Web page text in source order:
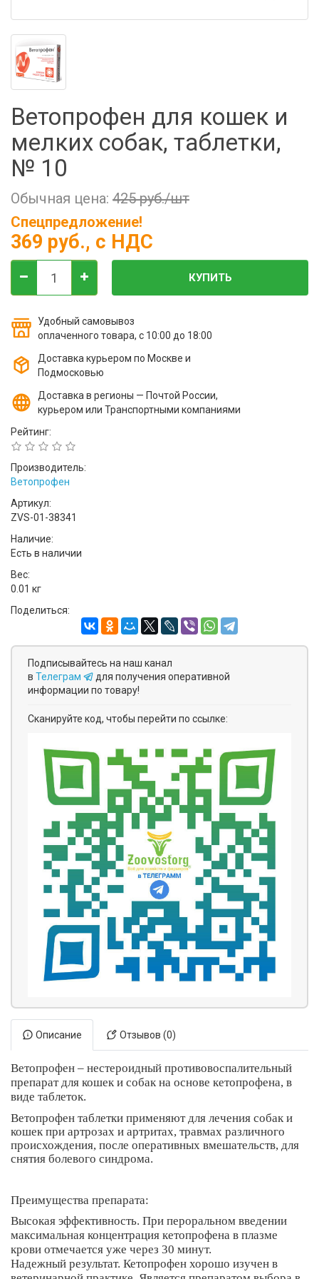
Электронная маркировка коров
Держатели лизунцов
Ветопрофен для кошек и
мелких собак, таблетки,
№ 10
Обычная цена: 425 руб./шт
Спецпредложение!
369 руб., с НДС
КУПИТЬ
Удобный самовывоз
оплаченного товара, с 10:00 до 18:00
Доставка курьером по Москве и
Подмосковью
Доставка в регионы — Почтой России,
курьером или Транспортными компаниями
Рейтинг:
Производитель:
Ветопрофен
Артикул:
ZVS-01-38341
Наличие:
Есть в наличии
Вес:
0.01 кг
Поделиться:
Подписывайтесь на наш канал
в Телеграм
для получения оперативной
информации по товару!
Сканируйте код, чтобы перейти по ссылке:
Описание Отзывов (0)
Ветопрофен – нестероидный противовоспалительный
препарат для кошек и собак на основе кетопрофена, в
виде таблеток.
Ветопрофен таблетки применяют для лечения собак и
кошек при артрозах и артритах, травмах различного
происхождения, после оперативных вмешательств, для
снятия болевого синдрома.
Преимущества препарата:
Высокая эффективность. При пероральном введении
максимальная концентрация кетопрофена в плазме
крови отмечается уже через 30 минут.
Надежный результат. Кетопрофен хорошо изучен в